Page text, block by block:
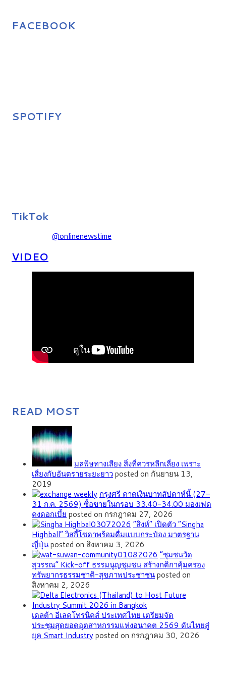
FACEBOOK
SPOTIFY
TikTok
@onlinenewstime
VIDEO
READ MOST
มลพิษทางเสียง สิ่งที่ควรหลีกเลี่ยง เพราะ
เสี่ยงกับอันตรายระยะยาวposted on กันยายน 13,
2019
กรุงศรี คาดเงินบาทสัปดาห์นี้ (27–
31 ก.ค. 2569) ซื้อขายในกรอบ 33.40-34.00 มองเฟด
คงดอกเบี้ย posted on กรกฎาคม 27, 2026
“สิงห์” เปิดตัว “Singha
Highball” วิสกี้โซดาพร้อมดื่มแบบกระป๋อง มาตรฐาน
ญี่ปุ่นposted on สิงหาคม 3, 2026
”ชุมชนวัด
สุวรรณ” Kick-off ธรรมนูญชุมชน สร้างกติกาคุ้มครอง
ทรัพยากรธรรมชาติ-สุขภาพประชาชนposted on
สิงหาคม 2, 2026
เดลต้า อีเลคโทรนิคส์ ประเทศไทย เตรียมจัด
ประชุมสุดยอดอุตสาหกรรมแห่งอนาคต 2569 ดันไทยสู่
ยุค Smart Industryposted on กรกฎาคม 30, 2026